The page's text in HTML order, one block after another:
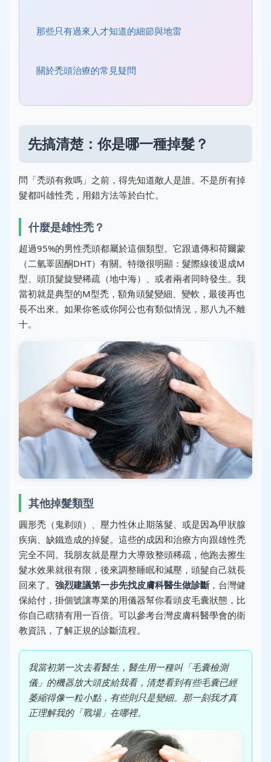
那些只有過來人才知道的細節與地雷
關於禿頭治療的常見疑問
先搞清楚：你是哪一種掉髮？
問「禿頭有救嗎」之前，得先知道敵人是誰。不是所有掉
髮都叫雄性禿，用錯方法等於白忙。
什麼是雄性禿？
超過95%的男性禿頭都屬於這個類型。它跟遺傳和荷爾蒙
（二氫睪固酮DHT）有關。特徵很明顯：髮際線後退成M
型、頭頂髮旋變稀疏（地中海）、或者兩者同時發生。我
當初就是典型的M型禿，額角頭髮變細、變軟，最後再也
長不出來。如果你爸或你阿公也有類似情況，那八九不離
十。
其他掉髮類型
圓形禿（鬼剃頭）、壓力性休止期落髮、或是因為甲狀腺
疾病、缺鐵造成的掉髮。這些的成因和治療方向跟雄性禿
完全不同。我朋友就是壓力大導致整頭稀疏，他跑去擦生
髮水效果就很有限，後來調整睡眠和減壓，頭髮自己就長
回來了。 強烈建議第一步先找皮膚科醫生做診斷，台灣健
保給付，掛個號讓專業的用儀器幫你看頭皮毛囊狀態，比
你自己瞎猜有用一百倍。可以參考台灣皮膚科醫學會的衛
教資訊，了解正規的診斷流程。
我當初第一次去看醫生，醫生用一種叫「毛囊檢測
儀」的機器放大頭皮給我看，清楚看到有些毛囊已經
萎縮得像一粒小點，有些則只是變細。那一刻我才真
正理解我的「戰場」在哪裡。